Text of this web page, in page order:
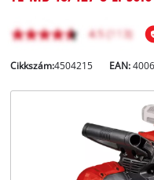
Cikkszám:4504215 EAN: